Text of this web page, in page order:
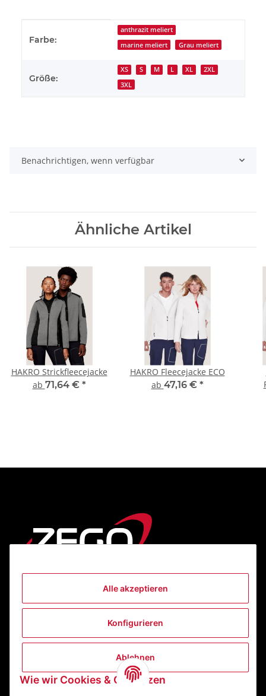
Alle akzeptieren
Konfigurieren
Ablehnen
Wie wir Cookies & Co nutzen
Farbe:
anthrazit meliert
marine meliert
Grau meliert
Größe:
XS S M L XL
2XL
3XL
Benachrichtigen, wenn verfügbar
Ähnliche Artikel
HAKRO Strickfleecejacke
ab 71,64 € *
HAKRO Fleecejacke ECO
ab 47,16 € *
Informationen
ZEGO Textilveredelungszentrum GmbH